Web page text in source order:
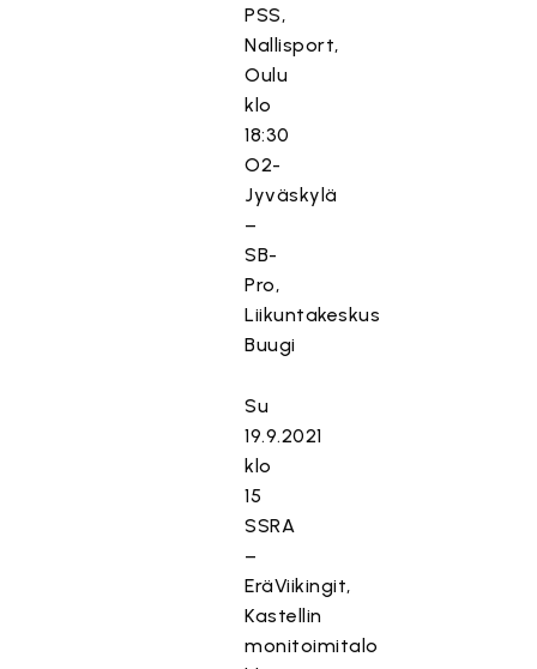
PSS,
Nallisport,
Oulu
klo
18:30
O2-
Jyväskylä
–
SB-
Pro,
Liikuntakeskus
Buugi
Su
19.9.2021
klo
15
SSRA
–
EräViikingit,
Kastellin
monitoimitalo